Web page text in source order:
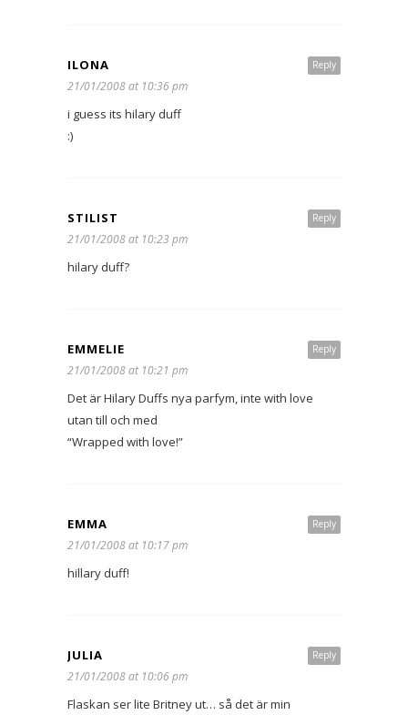
Reply
ILONA
21/01/2008 at 10:36 pm
i guess its hilary duff
:)
Reply
STILIST
21/01/2008 at 10:23 pm
hilary duff?
Reply
EMMELIE
21/01/2008 at 10:21 pm
Det är Hilary Duffs nya parfym, inte with love
utan till och med
“Wrapped with love!”
Reply
EMMA
21/01/2008 at 10:17 pm
hillary duff!
Reply
JULIA
21/01/2008 at 10:06 pm
Flaskan ser lite Britney ut… så det är min